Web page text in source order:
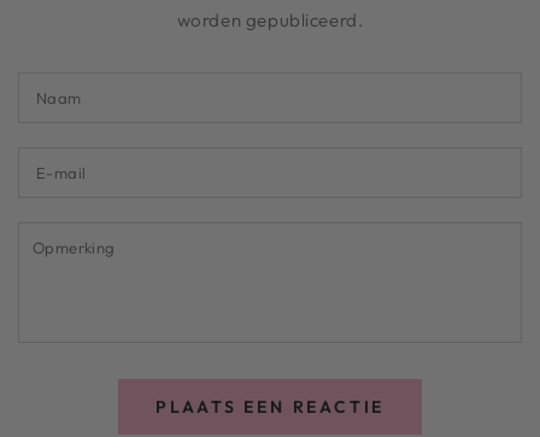
worden gepubliceerd.
PLAATS EEN REACTIE